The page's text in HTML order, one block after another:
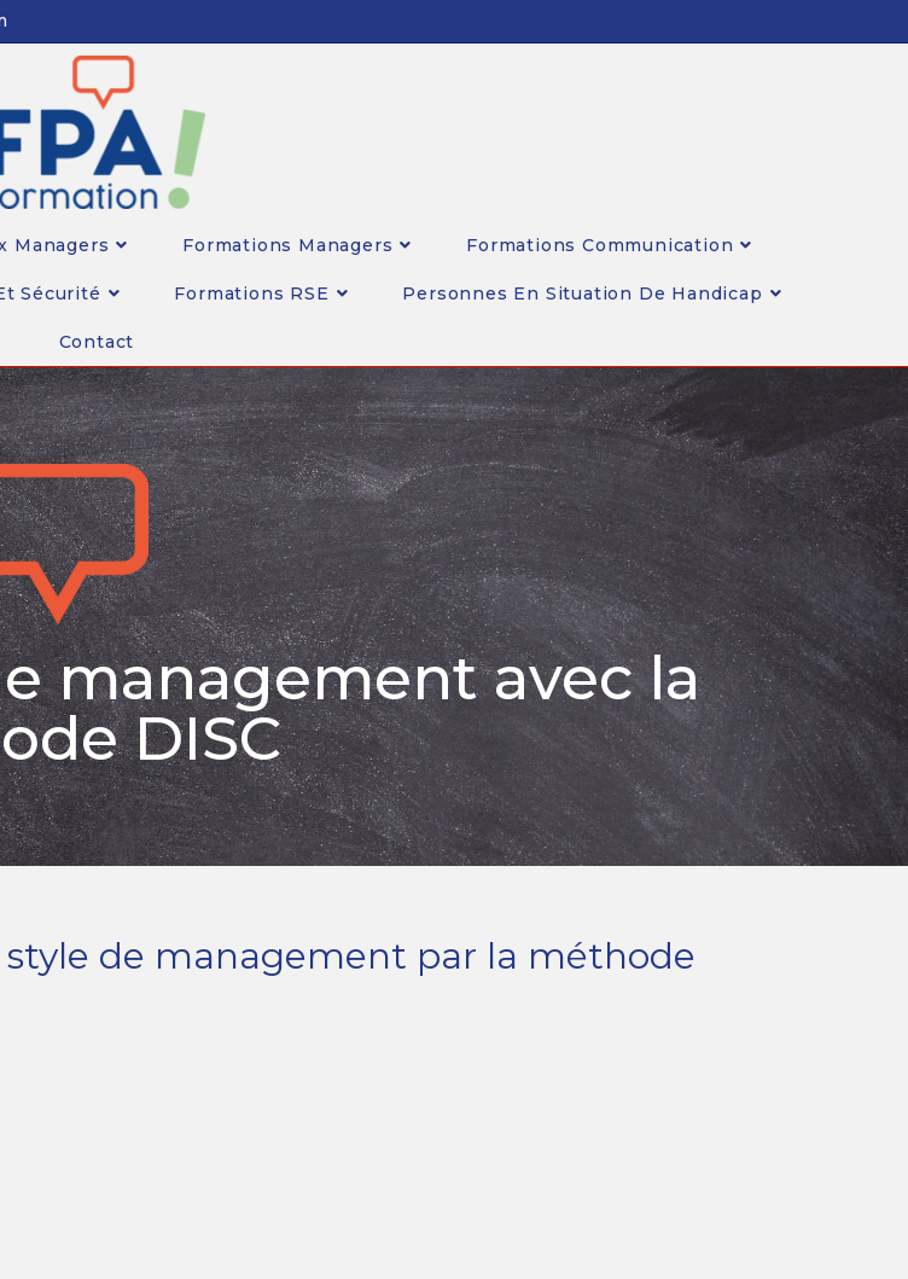
Managers Formations Managers Formations Communication
Sécurité Formations RSE Personnes En Situation De Handicap
Contact
management avec la
DISC
de management par la méthode